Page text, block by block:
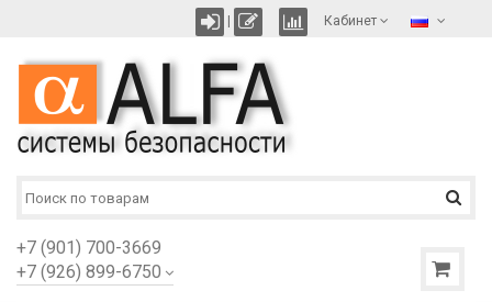
Кабинет
+7 (901) 700-3669
+7 (926) 899-6750